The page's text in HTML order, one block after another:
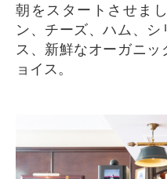
朝をスタートさせま
ン、チーズ、ハム、
ス、新鮮なオーガニ
ョイス。